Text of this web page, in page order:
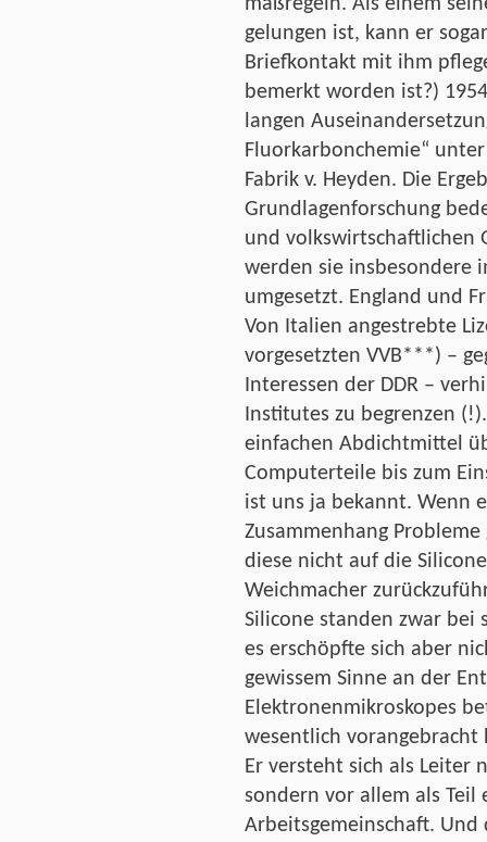
gelungen ist, kann er
Briefkontakt mit ihm
bemerkt worden ist?)
langen
Fluorkarbonchemie“
Fabrik v. Heyden. Die
Grundlagenforschung
und volkswirtschaftlichen
werden sie insbesondere
umgesetzt. England und
Von Italien angestrebte
vorgesetzten VVB***) –
Interessen der DDR –
Institutes zu begrenzen
einfachen Abdichtmittel
Computerteile bis zum
ist uns ja bekannt. Wenn
Zusammenhang
diese nicht auf die
Weichmacher
Silicone standen zwar bei
es erschöpfte sich aber
gewissem Sinne an der
Elektronenmikroskopes
wesentlich vorangebracht
Er versteht sich als Leiter
sondern vor allem als Teil
Arbeitsgemeinschaft.